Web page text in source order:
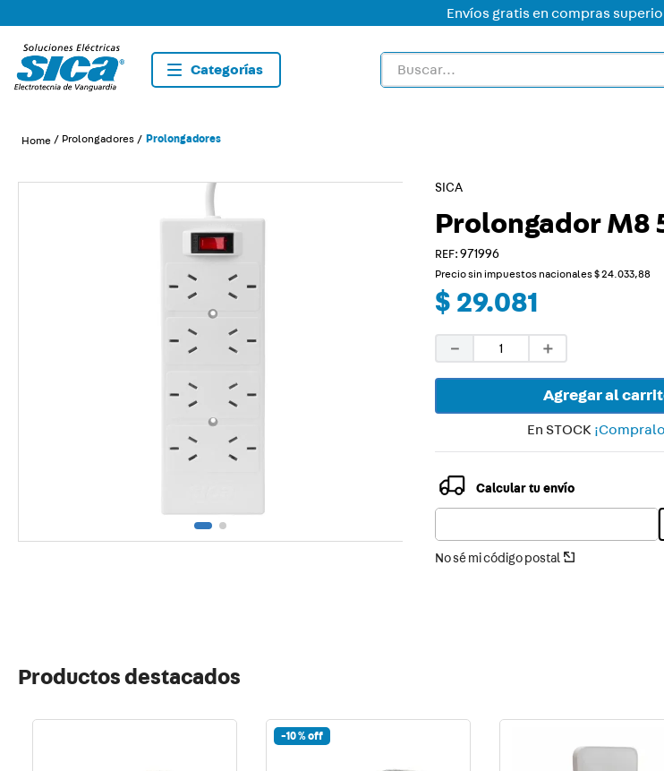
Envíos gratis en compras
Buscar...
Prolongadores Prolongadores
SICA
Prolongador M8
: 971996
Precio sin impuestos nacionales$24. 033,88
$ 29.081
＋
－
Agregar al
En STOCK
Calcular tu envío
No sé mi código postal
Productos destacados
-10 %